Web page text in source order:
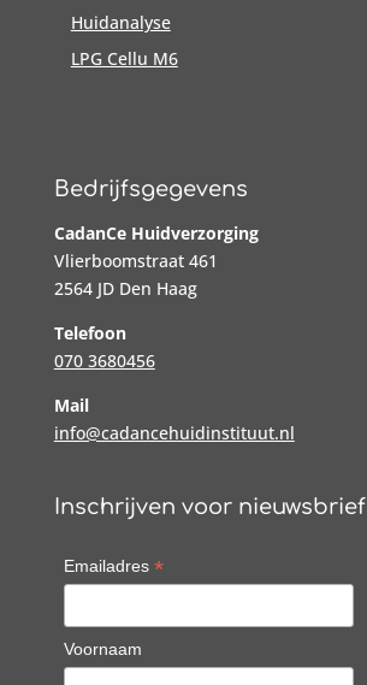
Huidanalyse
LPG Cellu M6
Bedrijfsgegevens
CadanCe Huidverzorging
Vlierboomstraat 461
2564 JD Den Haag
Telefoon
070 3680456
Mail
info@cadancehuidinstituut.nl
Inschrijven voor nieuwsbrief
Emailadres *
Voornaam